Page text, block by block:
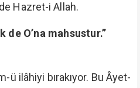
Hazret-i Allah.
O’na mahsustur.”
ü ilâhiyi bırakıyor. Bu Âyet-